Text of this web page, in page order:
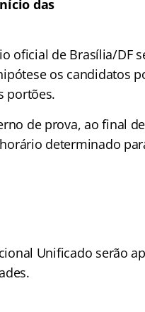
das
oficial de Brasília/DF
os candidatos
portões.
de prova, ao final
determinado
Unificado serão